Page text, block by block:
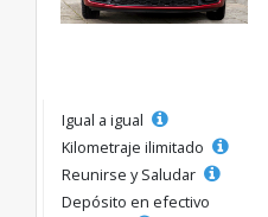
Igual a igual
Kilometraje ilimitado
Reunirse y Saludar
Depósito en efectivo